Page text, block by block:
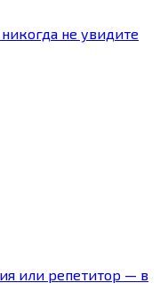
не увидите
или репетитор — в